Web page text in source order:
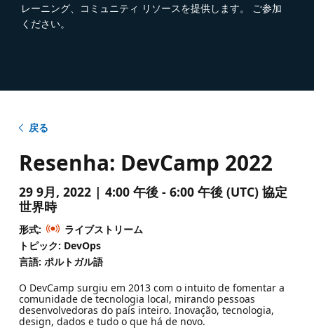
レーニング、コミュニティ リソースを提供します。 ご参加
ください。
戻る
Resenha: DevCamp 2022
29 9月, 2022 | 4:00 午後 - 6:00 午後 (UTC) 協定
世界時
形式:
ライブストリーム
トピック: DevOps
言語: ポルトガル語
O DevCamp surgiu em 2013 com o intuito de fomentar a
comunidade de tecnologia local, mirando pessoas
desenvolvedoras do país inteiro. Inovação, tecnologia,
design, dados e tudo o que há de novo.